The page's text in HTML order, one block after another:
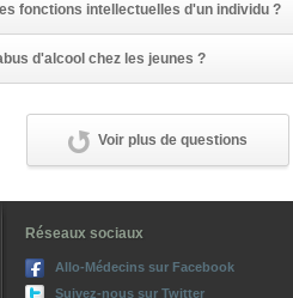
fonctions intellectuelles d'un individu ?
d'alcool chez les jeunes ?
Voir plus de questions
Réseaux sociaux
Allo-Médecins sur Facebook
Suivez-nous sur Twitter